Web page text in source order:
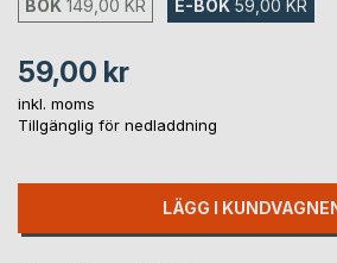
BOK 149,00 KR E-BOK 59,00 KR
59,00 kr
inkl. moms
Tillgänglig för nedladdning
LÄGG I